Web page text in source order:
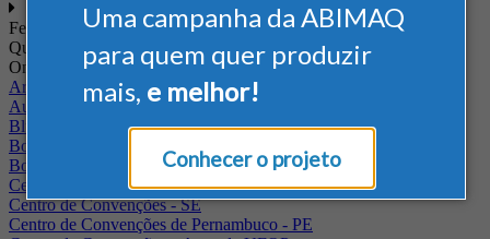
Uma campanha da ABIMAQ
para quem quer produzir
mais, e melhor!
Conhecer o projeto
Feiras
Quando
Onde
Arena Jaguariuna
Auditório Albano Franco - FIEPA
Blumenau - SC
BolognaFiere
Boulevard Olimpico - RJ
Centro Internacional de Convenções do Brasil, em Brasília
Centro de Convenções - SE
Centro de Convenções de Pernambuco - PE